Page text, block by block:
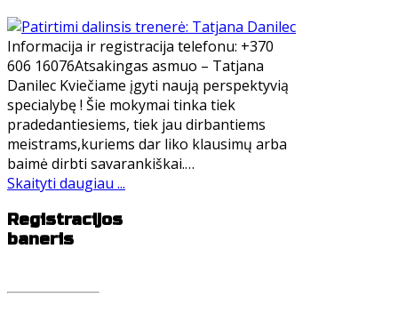
Informacija ir registracija telefonu: +370
606 16076Atsakingas asmuo – Tatjana
Danilec Kviečiame įgyti naują perspektyvią
specialybę ! Šie mokymai tinka tiek
pradedantiesiems, tiek jau dirbantiems
meistrams,kuriems dar liko klausimų arba
baimė dirbti savarankiškai.…
Skaityti daugiau ...
Registracijos
baneris